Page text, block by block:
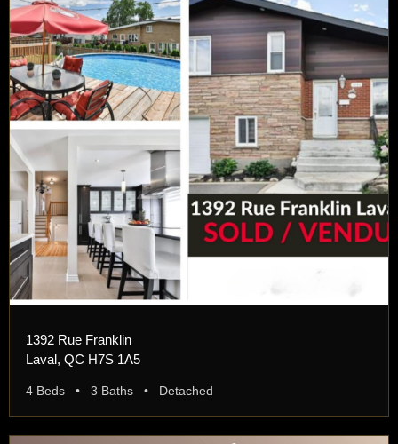
1392 Rue Franklin
Laval, QC H7S 1A5
4 Beds • 3 Baths • Detached